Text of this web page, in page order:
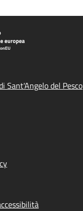
Sant'Angelo del Pesco